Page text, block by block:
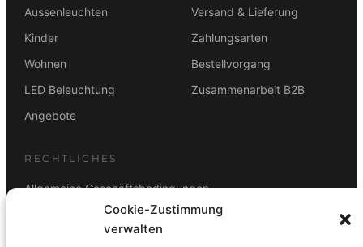
Cookie-Zustimmung
verwalten
Aussenleuchten
Kinder
Wohnen
LED Beleuchtung
Angebote
Versand & Lieferung
Zahlungsarten
Bestellvorgang
Zusammenarbeit B2B
RECHTLICHES
Allgemeine Geschäftsbedingungen